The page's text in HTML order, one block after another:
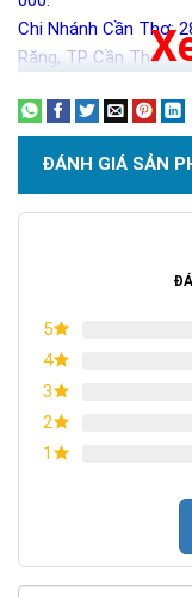
Chi Nhánh Cần Thơ:
Răng, TP Cần Thơ
ĐÁNH GIÁ SẢN
5
4
3
2
1